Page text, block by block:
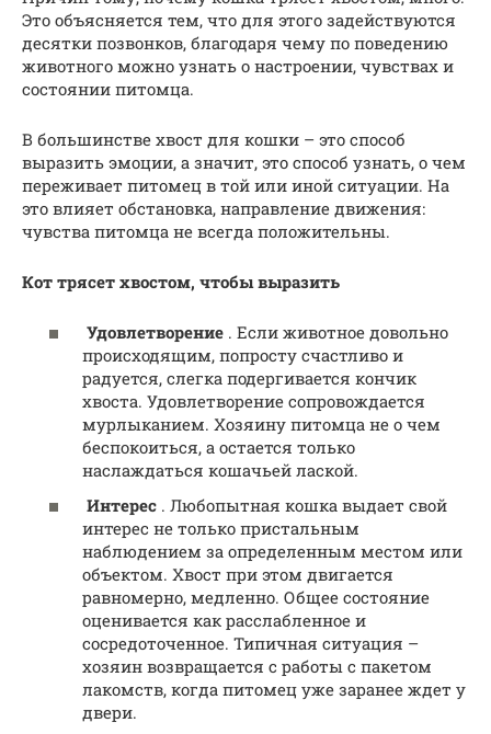
Это объясняется тем, что для этого задействуются
десятки позвонков, благодаря чему по поведению
животного можно узнать о настроении, чувствах и
состоянии питомца.
В большинстве хвост для кошки – это способ
выразить эмоции, а значит, это способ узнать, о чем
переживает питомец в той или иной ситуации. На
это влияет обстановка, направление движения:
чувства питомца не всегда положительны.
Кот трясет хвостом, чтобы выразить
Удовлетворение . Если животное довольно
происходящим, попросту счастливо и
радуется, слегка подергивается кончик
хвоста. Удовлетворение сопровождается
мурлыканием. Хозяину питомца не о чем
беспокоиться, а остается только
наслаждаться кошачьей лаской.
Интерес . Любопытная кошка выдает свой
интерес не только пристальным
наблюдением за определенным местом или
объектом. Хвост при этом двигается
равномерно, медленно. Общее состояние
оценивается как расслабленное и
сосредоточенное. Типичная ситуация –
хозяин возвращается с работы с пакетом
лакомств, когда питомец уже заранее ждет у
двери.